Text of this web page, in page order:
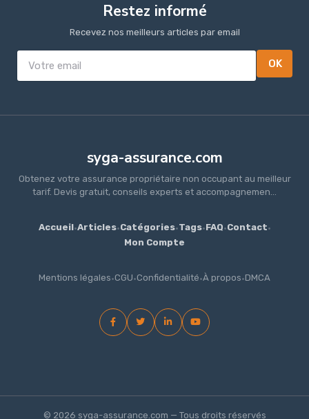
Restez informé
Recevez nos meilleurs articles par email
OK
syga-assurance.com
Obtenez votre assurance propriétaire non occupant au meilleur
tarif. Devis gratuit, conseils experts et accompagnemen...
Accueil·Articles·Catégories·Tags·FAQ·Contact·
Mon Compte
Mentions légales·CGU·Confidentialité·À propos·DMCA
© 2026 syga-assurance.com — Tous droits réservés